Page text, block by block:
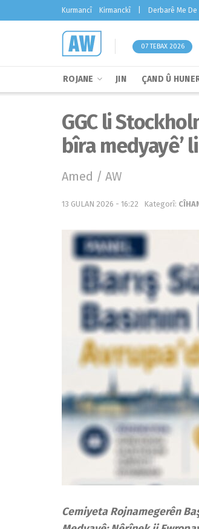
Kurmancî Kirmanckî Derbarê Me De
07 TEBAX 2026
ROJANE JIN ÇAND Û
GGC li
bîra medyayê’
Amed / AW
13 GULAN 2026 - 16:22 Kategorî:
Cemiyeta Rojnamegerên